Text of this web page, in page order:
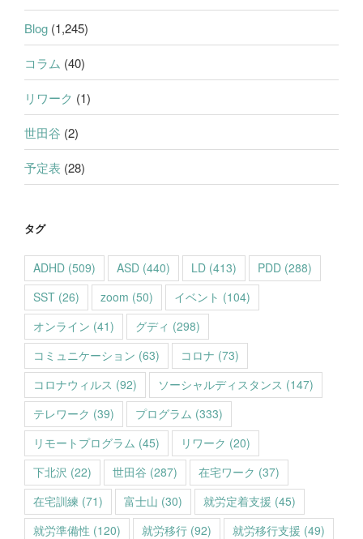
Blog (1,245)
コラム (40)
リワーク (1)
世田谷 (2)
予定表 (28)
タグ
ADHD (509) ASD (440) LD (413) PDD (288)
SST (26) zoom (50) イベント (104)
オンライン (41) グディ (298)
コミュニケーション (63) コロナ (73)
コロナウィルス (92) ソーシャルディスタンス (147)
テレワーク (39) プログラム (333)
リモートプログラム (45) リワーク (20)
下北沢 (22) 世田谷 (287) 在宅ワーク (37)
在宅訓練 (71) 富士山 (30) 就労定着支援 (45)
就労準備性 (120) 就労移行 (92) 就労移行支援 (49)